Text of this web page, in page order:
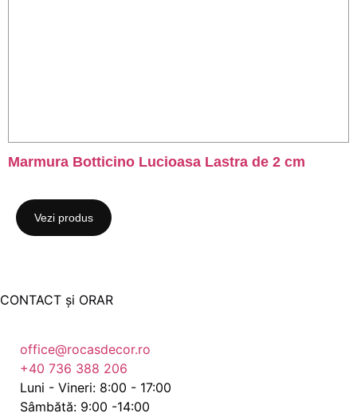
Marmura Botticino Lucioasa Lastra de 2 cm
Vezi produs
CONTACT și ORAR
office@rocasdecor.ro
+40 736 388 206
Luni - Vineri: 8:00 - 17:00
Sâmbătă: 9:00 -14:00